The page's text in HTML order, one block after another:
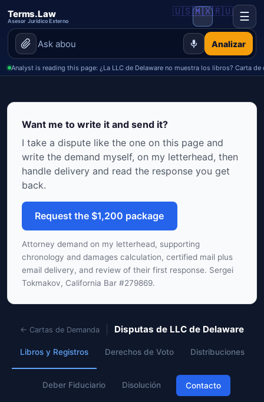
Terms.Law
Asesor Jurídico Externo
Analizar
🇺🇸🇲🇽🇷🇺 ☰
Analyst is reading this page: ¿La LLC de Delaware no muestra los libros? Carta
Want me to write it and send it?
I take a dispute like the one on this page and
write the demand myself, on my letterhead, then
handle delivery and read the response you get
back.
Request the $1,200 package
Attorney demand on my letterhead, supporting
chronology and damages calculation, certified mail plus
email delivery, and review of their first response. Sergei
Tokmakov, California Bar #279869.
← Cartas de Demanda Disputas de LLC de Delaware
Libros y Registros Derechos de Voto Distribuciones
Deber Fiduciario Disolución Contacto